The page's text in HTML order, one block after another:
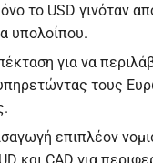
το USD γινόταν
υπολοίπου.
για να
τους
επιπλέον